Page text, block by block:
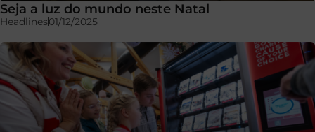
Seja a luz do mundo neste Natal
Headlines01/12/2025